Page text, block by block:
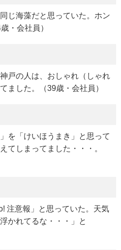
じ海藻だと思っていた。ホン
・会社員）
戸の人は、おしゃれ（しゃれ
ました。（39歳・会社員）
を「けいほうまき」と思って
てしまってました・・・。
注意報」と思っていた。天気
かれてるな・・・」と